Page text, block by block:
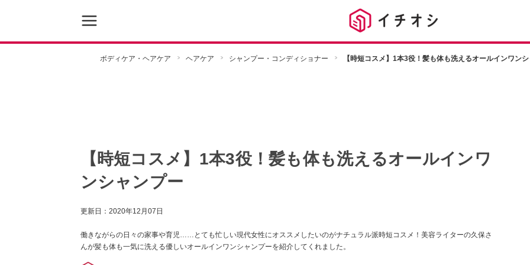
ボディケア・ヘアケア ヘアケア シャンプー・コンディショナー 【時短コスメ】1本3役！髪も体も洗えるオールインワン
【時短コスメ】1本3役！髪も体も洗えるオールインワ
ンシャンプー
更新日： 2020年12月07日
働きながらの日々の家事や育児……とても忙しい現代女性にオススメしたいのがナチュラル派時短コスメ！美容ライターの久保さ
んが髪も体も一気に洗える優しいオールインワンシャンプーを紹介してくれました。